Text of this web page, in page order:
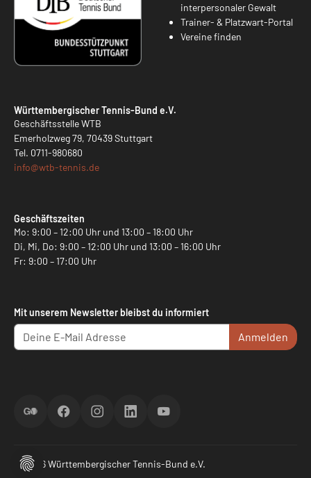
interpersonaler Gewalt
Trainer- & Platzwart-Portal
Vereine finden
Württembergischer Tennis-Bund e.V.
Geschäftsstelle WTB
Emerholzweg 79, 70439 Stuttgart
Tel. 0711-980680
info@wtb-tennis.de
Geschäftszeiten
Mo: 9:00 – 12:00 Uhr und 13:00 – 18:00 Uhr
Di, Mi, Do: 9:00 – 12:00 Uhr und 13:00 – 16:00 Uhr
Fr: 9:00 – 17:00 Uhr
Mit unserem Newsletter bleibst du informiert
Anmelden
ScoreGOFacebookInstagramLinkedInYouTube
© 2026 Württembergischer Tennis-Bund e.V.